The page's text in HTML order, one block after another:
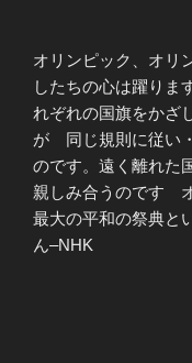
オリンピック、オリ
したちの心は躍り
れぞれの国旗をかざ
が 同じ規則に従い
のです。遠く離れた
親しみ合うのです
最大の平和の祭典と
ん–NHK